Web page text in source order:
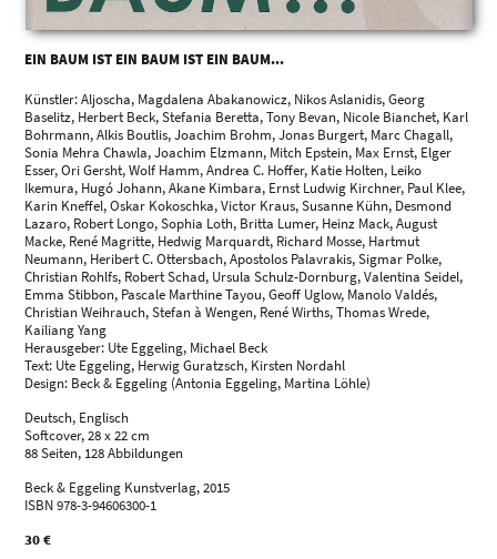
EIN BAUM IST EIN BAUM IST EIN BAUM...
Künstler: Aljoscha, Magdalena Abakanowicz, Nikos Aslanidis, Georg
Baselitz, Herbert Beck, Stefania Beretta, Tony Bevan, Nicole Bianchet, Karl
Bohrmann, Alkis Boutlis, Joachim Brohm, Jonas Burgert, Marc Chagall,
Sonia Mehra Chawla, Joachim Elzmann, Mitch Epstein, Max Ernst, Elger
Esser, Ori Gersht, Wolf Hamm, Andrea C. Hoffer, Katie Holten, Leiko
Ikemura, Hugó Johann, Akane Kimbara, Ernst Ludwig Kirchner, Paul Klee,
Karin Kneffel, Oskar Kokoschka, Victor Kraus, Susanne Kühn, Desmond
Lazaro, Robert Longo, Sophia Loth, Britta Lumer, Heinz Mack, August
Macke, René Magritte, Hedwig Marquardt, Richard Mosse, Hartmut
Neumann, Heribert C. Ottersbach, Apostolos Palavrakis, Sigmar Polke,
Christian Rohlfs, Robert Schad, Ursula Schulz-Dornburg, Valentina Seidel,
Emma Stibbon, Pascale Marthine Tayou, Geoff Uglow, Manolo Valdés,
Christian Weihrauch, Stefan à Wengen, René Wirths, Thomas Wrede,
Kailiang Yang
Herausgeber: Ute Eggeling, Michael Beck
Text: Ute Eggeling, Herwig Guratzsch, Kirsten Nordahl
Design: Beck & Eggeling (Antonia Eggeling, Martina Löhle)
Deutsch, Englisch
Softcover, 28 x 22 cm
88 Seiten, 128 Abbildungen
Beck & Eggeling Kunstverlag, 2015
ISBN 978-3-94606300-1
30 €